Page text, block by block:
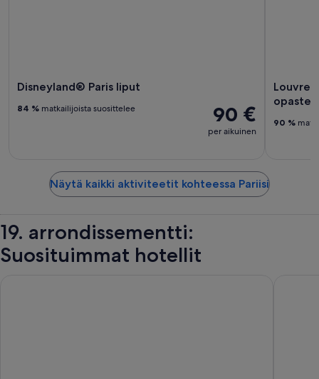
Disneyland® Paris liput
90 €
per aikuinen
84 % matkailijoista suosittelee
90 %
Näytä kaikki aktiviteetit kohteessa Pariisi
19. arrondissementti:
Suosituimmat hotellit